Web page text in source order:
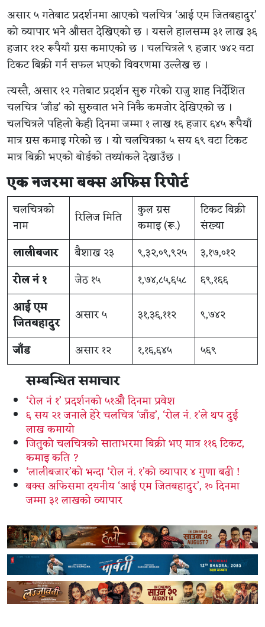
असार ५ गतेबाट प्रदर्शनमा आएको चलचित्र ‘आई एम जितबहादुर’
को व्यापार भने औसत देखिएको छ । यसले हालसम्म ३१ लाख ३६
हजार ११२ रूपैयाँ ग्रस कमाएको छ । चलचित्रले ९ हजार ७४२ वटा
टिकट बिक्री गर्न सफल भएको विवरणमा उल्लेख छ ।
त्यस्तै, असार १२ गतेबाट प्रदर्शन सुरु गरेको राजु शाह निर्देशित
चलचित्र ‘जाँड’ को सुरुवात भने निकै कमजोर देखिएको छ ।
चलचित्रले पहिलो केही दिनमा जम्मा १ लाख १६ हजार ६४५ रूपैयाँ
मात्र ग्रस कमाइ गरेको छ । यो चलचित्रका ५ सय ६९ वटा टिकट
मात्र बिक्री भएको बोर्डको तथ्यांकले देखाउँछ ।
एक नजरमा बक्स अफिस रिपोर्ट
चलचित्रको
नाम
रिलिज मिति
कुल ग्रस
कमाइ (रू.)
टिकट बिक्री
संख्या
लालीबजार
बैशाख २३ ९,३२,०९,९२५
३,१७,०१२
रोल नं १
जेठ १५ १,७४,८५,६५८
६९,१६६
आई एम
जितबहादुर
असार ५ ३१,३६,११२
९,७४२
जाँड
असार १२ १,१६,६४५ ५६९
सम्बन्धित समाचार
‘रोल नं १’ प्रदर्शनको ५१औँ दिनमा प्रवेश
६ सय २१ जनाले हेरे चलचित्र ‘जाँड’, ‘रोल नं. १’ले थप दुई
लाख कमायो
जितुको चलचित्रको साताभरमा बिक्री भए मात्र ११६ टिकट,
कमाइ कति ?
‘लालीबजार’को भन्दा ‘रोल नं. १’को व्यापार ४ गुणा बढी !
बक्स अफिसमा दयनीय ‘आई एम जितबहादुर’, १० दिनमा
जम्मा ३१ लाखको व्यापार